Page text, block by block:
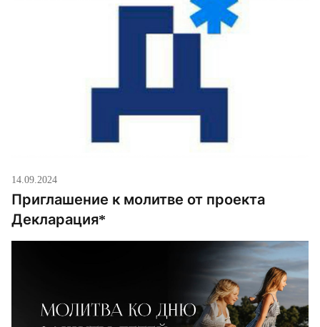
14.09.2024
Приглашение к молитве от проекта
Декларация*